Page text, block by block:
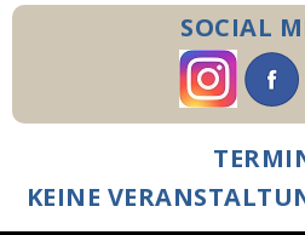
SOCIAL
KEINE